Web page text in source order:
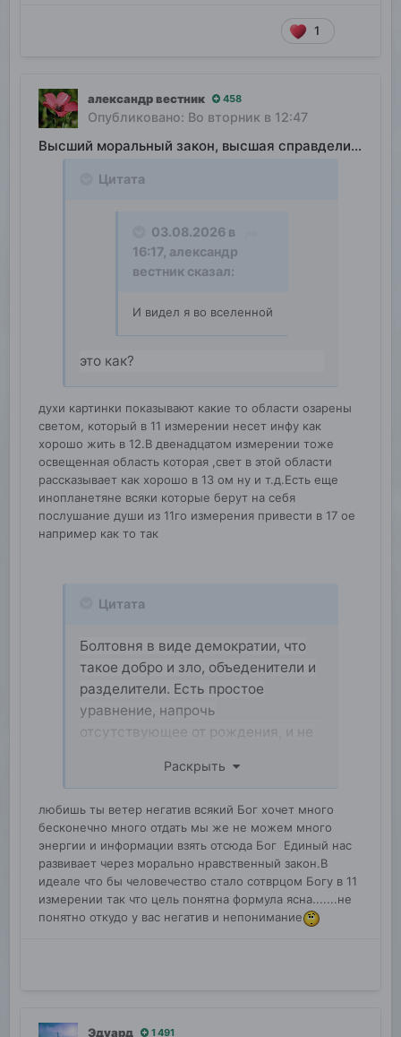
1
александр вестник 458
Опубликовано: Во вторник в 12:47
Высший моральный закон, высшая справделивость
Цитата
03.08.2026 в
16:17, александр
вестник сказал:
И видел я во вселенной
это как?
духи картинки показывают какие то области озарены
светом, который в 11 измерении несет инфу как
хорошо жить в 12.В двенадцатом измерении тоже
освещенная область которая ,свет в этой области
рассказывает как хорошо в 13 ом ну и т.д.Есть еще
инопланетяне всяки которые берут на себя
послушание души из 11го измерения привести в 17 ое
например как то так
Цитата
Болтовня в виде демократии, что
такое добро и зло, объеденители и
разделители. Есть простое
уравнение, напрочь
отсутствующее от рождения, и не
зависнет быть или не быть я к
человечества нет внешнего врага
из глубокого космоса, возможно,
для того, чтобы спокойно
выполнять свою основную миссию
человечества — это жить для друг
друга, для созидания не только
Раскрыть
любишь ты ветер негатив всякий Бог хочет много
бесконечно много отдать мы же не можем много
энергии и информации взять отсюда Бог Единый нас
развивает через морально нравственный закон.В
идеале что бы человечество стало сотврцом Богу в 11
измерении так что цель понятна формула ясна.......не
понятно откудо у вас негатив и непонимание
Эдуард 1 491